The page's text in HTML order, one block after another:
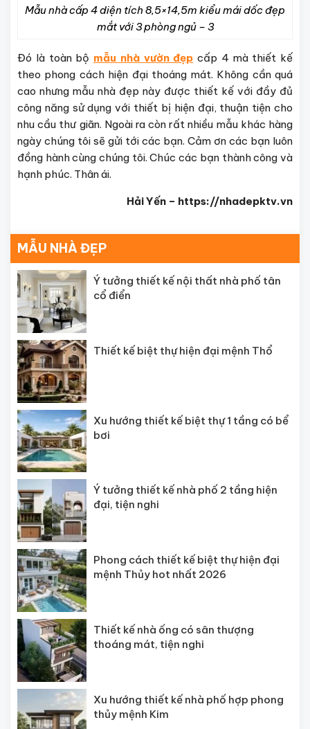
Mẫu nhà cấp 4 diện tích 8,5×14,5m kiểu mái dốc đẹp
mắt với 3 phòng ngủ – 3
Đó là toàn bộ mẫu nhà vườn đẹp cấp 4 mà thiết kế
theo phong cách hiện đại thoáng mát. Không cần quá
cao nhưng mẫu nhà đẹp này được thiết kế với đầy đủ
công năng sử dụng với thiết bị hiện đại, thuận tiện cho
nhu cầu thư giãn. Ngoài ra còn rất nhiều mẫu khác hàng
ngày chúng tôi sẽ gửi tới các bạn. Cảm ơn các bạn luôn
đồng hành cùng chúng tôi. Chúc các bạn thành công và
hạnh phúc. Thân ái.
Hải Yến – https://nhadepktv.vn
MẪU NHÀ ĐẸP
Ý tưởng thiết kế nội thất nhà phố tân
cổ điển
Thiết kế biệt thự hiện đại mệnh Thổ
Xu hướng thiết kế biệt thự 1 tầng có bể
bơi
Ý tưởng thiết kế nhà phố 2 tầng hiện
đại, tiện nghi
Phong cách thiết kế biệt thự hiện đại
mệnh Thủy hot nhất 2026
Thiết kế nhà ống có sân thượng
thoáng mát, tiện nghi
Xu hướng thiết kế nhà phố hợp phong
thủy mệnh Kim